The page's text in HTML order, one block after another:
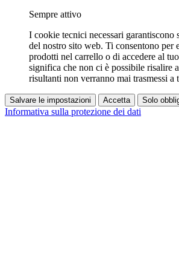
Sempre attivo
I cookie tecnici necessari garantiscono
del nostro sito web. Ti consentono per
prodotti nel carrello o di accedere al
significa che non ci è possibile risalire
risultanti non verranno mai trasmessi a
Salvare le impostazioni Accetta Solo
Informativa sulla protezione dei dati